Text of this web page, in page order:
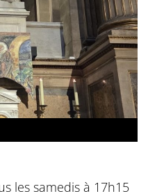
les samedis à 17h15